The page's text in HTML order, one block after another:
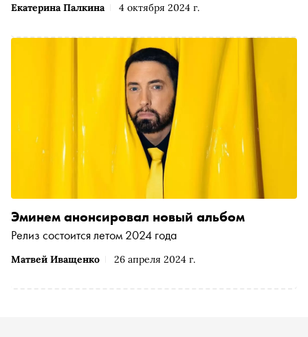
Екатерина Палкина 4 октября 2024 г.
Матвей Иващенко 26 апреля 2024 г.
Эминем анонсировал новый альбом
Релиз состоится летом 2024 года